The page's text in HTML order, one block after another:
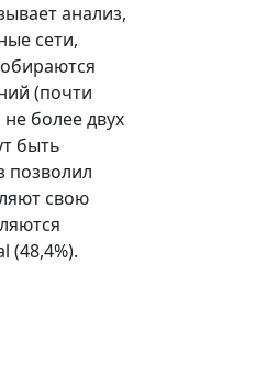
анализ,
сети,
(почти
более двух
быть
позволил
свою
(48,4%).